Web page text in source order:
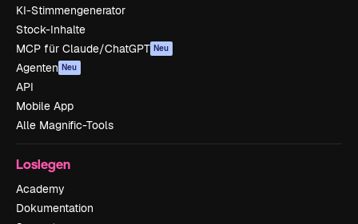
KI-Stimmengenerator
Stock-Inhalte
MCP für Claude/ChatGPT Neu
Agenten Neu
API
Mobile App
Alle Magnific-Tools
Loslegen
Academy
Dokumentation